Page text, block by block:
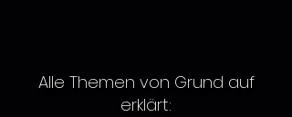
Alle Themen von Grund auf
erklärt: